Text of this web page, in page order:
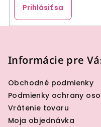
Prihlásiť sa
Informácie pre
Obchodné podmienky
Podmienky ochrany
Vrátenie tovaru
Moja objednávka